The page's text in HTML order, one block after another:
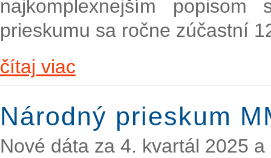
najkomplexnejším popisom
prieskumu sa ročne zúčastní
čítaj viac
Národný prieskum
Nové dáta za 4. kvartál 2025